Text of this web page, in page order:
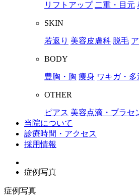
リフトアップ 二重・目元
SKIN
若返り 美容皮膚科 脱毛
BODY
豊胸・胸 痩身 ワキガ・多
OTHER
ピアス 美容点滴・プラセ
当院について
診療時間・アクセス
採用情報
症例写真
症例写真